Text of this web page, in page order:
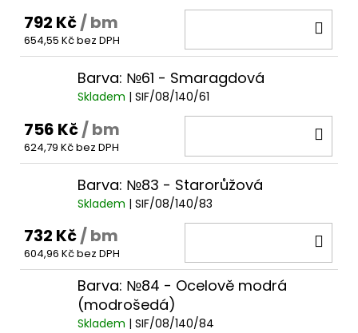
792 Kč/ bm
654,55 Kč bez DPH
Barva: №61 - Smaragdová
Skladem | SIF/08/140/61
756 Kč/ bm
624,79 Kč bez DPH
Barva: №83 - Starorůžová
Skladem | SIF/08/140/83
732 Kč/ bm
604,96 Kč bez DPH
Barva: №84 - Ocelově modrá
(modrošedá)
Skladem | SIF/08/140/84